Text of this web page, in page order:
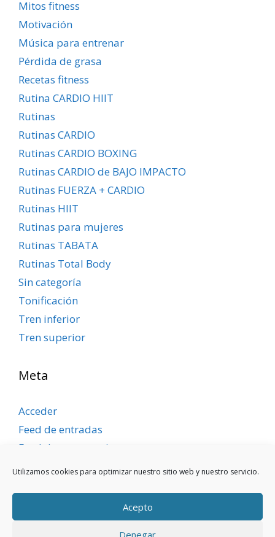
Utilizamos cookies para optimizar nuestro sitio web y nuestro servicio.
Acepto
Denegar
Mitos fitness
Motivación
Música para entrenar
Pérdida de grasa
Recetas fitness
Rutina CARDIO HIIT
Rutinas
Rutinas CARDIO
Rutinas CARDIO BOXING
Rutinas CARDIO de BAJO IMPACTO
Rutinas FUERZA + CARDIO
Rutinas HIIT
Rutinas para mujeres
Rutinas TABATA
Rutinas Total Body
Sin categoría
Tonificación
Tren inferior
Tren superior
Meta
Acceder
Feed de entradas
Feed de comentarios
WordPress.org